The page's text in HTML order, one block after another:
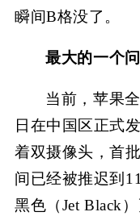
瞬间B格没了。
最大的一个
当前，苹果
日在中国区正式
着双摄像头，首
间已经被推迟到
黑色（Jet Black